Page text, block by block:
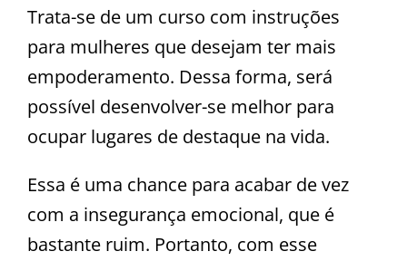
Trata-se de um curso com instruções
para mulheres que desejam ter mais
empoderamento. Dessa forma, será
possível desenvolver-se melhor para
ocupar lugares de destaque na vida.
Essa é uma chance para acabar de vez
com a insegurança emocional, que é
bastante ruim. Portanto, com esse